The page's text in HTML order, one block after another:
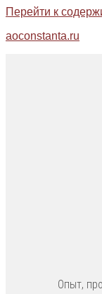
Перейти к
aoconstanta.ru
Опыт,